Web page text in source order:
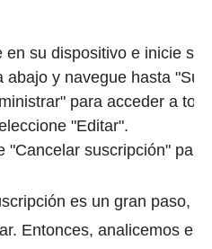
en su dispositivo e inicie
abajo y navegue hasta
para acceder a
"Editar".
"Cancelar suscripción"
es un gran paso,
Entonces, analicemos